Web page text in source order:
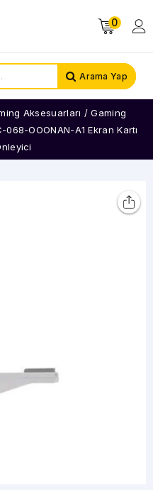
0
Arama Yap
Aksesuarları / Gaming
068-OOONAN-A1 Ekran Kartı